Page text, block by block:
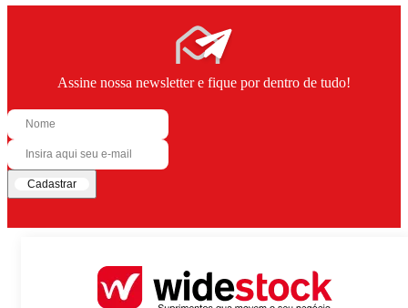
Assine nossa newsletter e fique por dentro de tudo!
Cadastrar